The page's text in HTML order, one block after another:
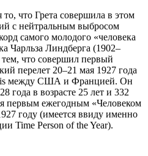
что Грета совершила в этом
с нейтральным выбросом
самого молодого «человека
Чарльза Линдберга (1902–
что совершил первый
перелет 20–21 мая 1927 года
между США и Францией. Он
года в возрасте 25 лет и 332
первым ежегодным «Человеком
году (имеется ввиду именно
Time Person of the Year).